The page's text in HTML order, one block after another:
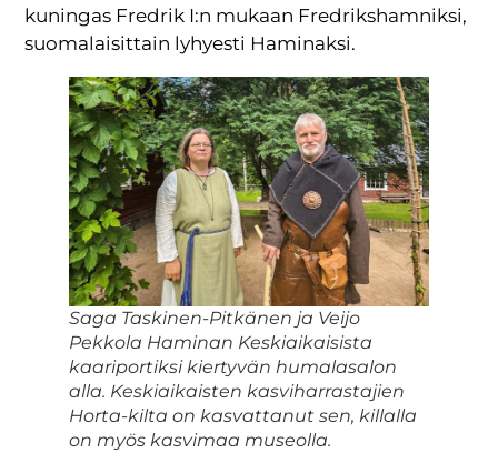
kuningas Fredrik I:n mukaan Fredrikshamniksi,
suomalaisittain lyhyesti Haminaksi.
Saga Taskinen-Pitkänen ja Veijo
Pekkola Haminan Keskiaikaisista
kaariportiksi kiertyvän humalasalon
alla. Keskiaikaisten kasviharrastajien
Horta-kilta on kasvattanut sen, killalla
on myös kasvimaa museolla.